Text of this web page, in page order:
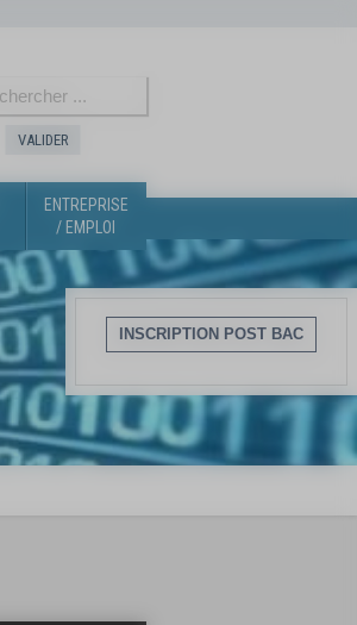
ENTREPRISE
/ EMPLOI
INSCRIPTION POST BAC
inscrire dès la
Les modalités et le
https://